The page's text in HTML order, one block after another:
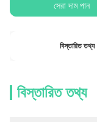
সেরা দাম পান
বিস্তারিত তথ্য
বিস্তারিত তথ্য